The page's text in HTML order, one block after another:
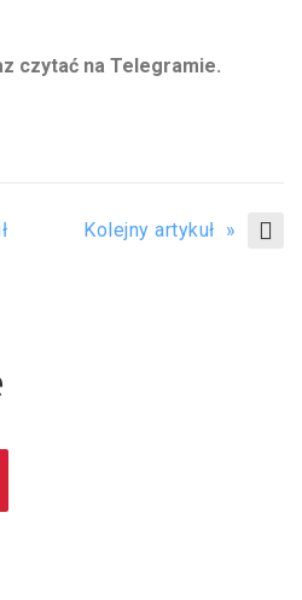
czytać na Telegramie.
Kolejny artykuł »